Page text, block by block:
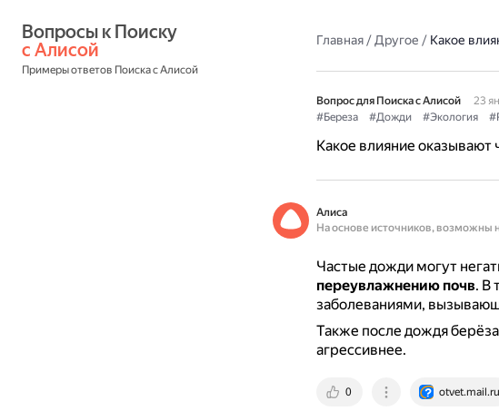
с Алисой
Примеры ответов Поиска с Алисой
Главная/Другое / Какое
Вопрос для Поиска с Алисой
23
#Береза
#Дожди #Экология
Какое влияние оказывают
Алиса
На основе источников, возможны
Частые дожди могут
переувлажнению почв. В
заболеваниями,
Также после дождя
агрессивнее.
0 otvet.mail.ru